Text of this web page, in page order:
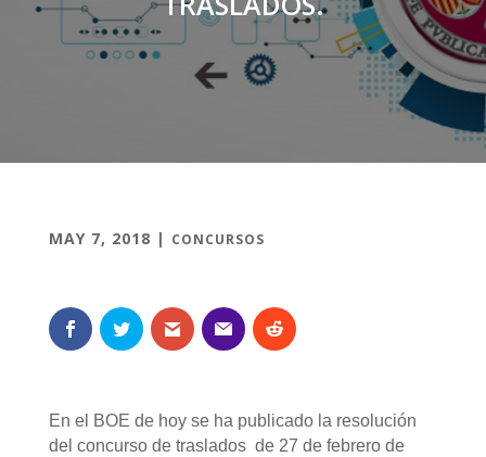
MAY 7, 2018 | CONCURSOS
En el BOE de hoy se ha publicado la resolución
del concurso de traslados de 27 de febrero de